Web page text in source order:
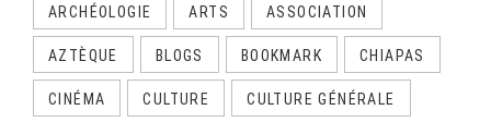
ARCHÉOLOGIE ARTS ASSOCIATION
AZTÈQUE BLOGS BOOKMARK CHIAPAS
CINÉMA CULTURE CULTURE GÉNÉRALE